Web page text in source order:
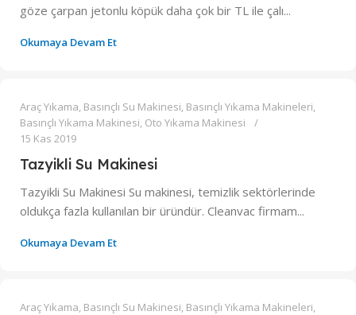
göze çarpan jetonlu köpük daha çok bir TL ile çalı...
Okumaya Devam Et
Araç Yıkama, Basınçlı Su Makinesi, Basınçlı Yıkama Makineleri,
Basınçlı Yıkama Makinesi, Oto Yıkama Makinesi
15 Kas 2019
Tazyikli Su Makinesi
Tazyikli Su Makinesi Su makinesi, temizlik sektörlerinde
oldukça fazla kullanılan bir üründür. Cleanvac firmam...
Okumaya Devam Et
Araç Yıkama, Basınçlı Su Makinesi, Basınçlı Yıkama Makineleri,